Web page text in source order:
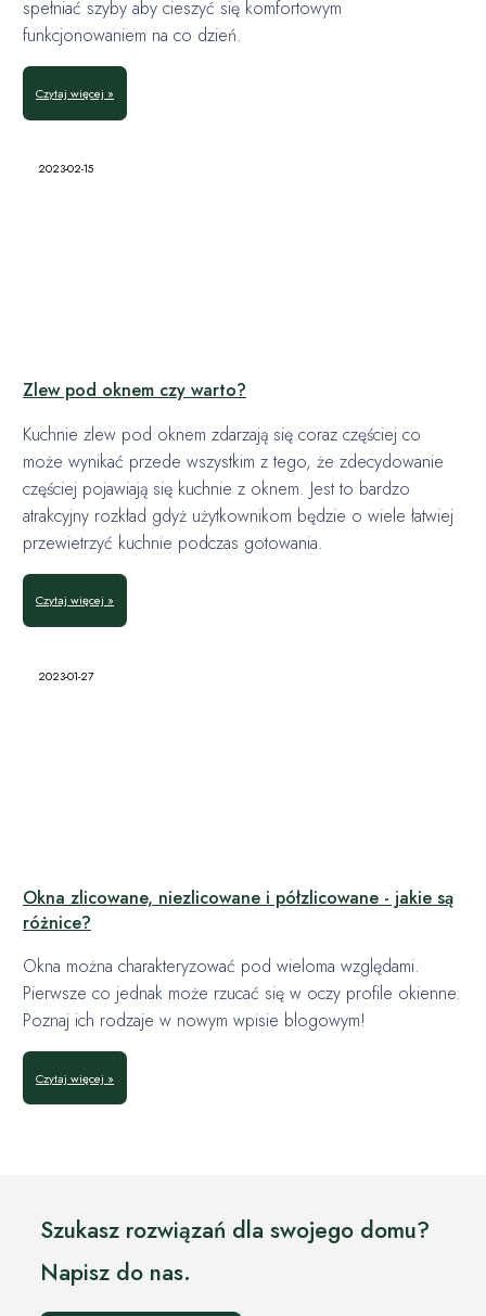
spełniać szyby aby cieszyć się komfortowym
funkcjonowaniem na co dzień.
Czytaj więcej »
Zlew pod oknem czy warto?
2023-02-15
Kuchnie zlew pod oknem zdarzają się coraz częściej co
może wynikać przede wszystkim z tego, że zdecydowanie
częściej pojawiają się kuchnie z oknem. Jest to bardzo
atrakcyjny rozkład gdyż użytkownikom będzie o wiele łatwiej
przewietrzyć kuchnie podczas gotowania.
Czytaj więcej »
Okna zlicowane, niezlicowane i półzlicowane - jakie są
różnice?
2023-01-27
Okna można charakteryzować pod wieloma względami.
Pierwsze co jednak może rzucać się w oczy profile okienne.
Poznaj ich rodzaje w nowym wpisie blogowym!
Czytaj więcej »
Szukasz rozwiązań dla swojego domu?
Napisz do nas.